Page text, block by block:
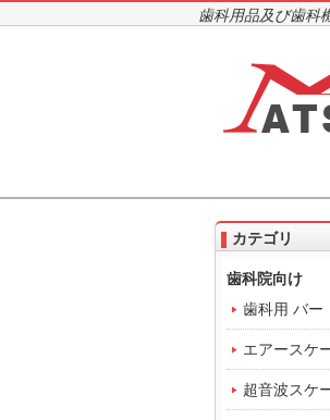
歯科用品及び歯科
カテゴリ
歯科院向け
歯科用 バー
エアースケ
超音波スケ